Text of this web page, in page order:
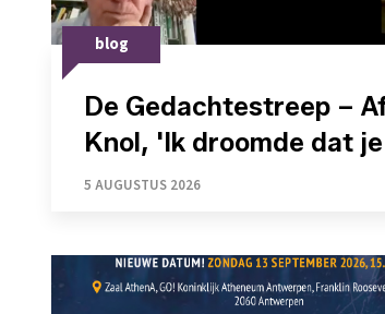
blog
De Gedachtestreep –
Knol, 'Ik droomde dat
5 AUGUSTUS 2026